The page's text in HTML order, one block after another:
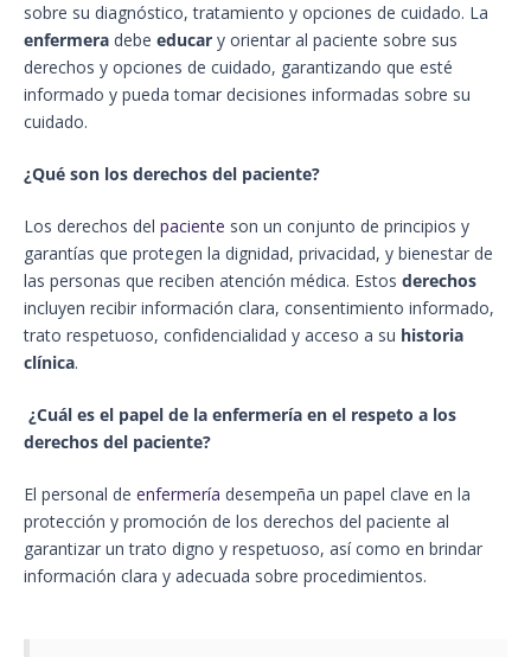
sobre su diagnóstico, tratamiento y opciones de cuidado. La
enfermera debe educar y orientar al paciente sobre sus
derechos y opciones de cuidado, garantizando que esté
informado y pueda tomar decisiones informadas sobre su
cuidado.
¿Qué son los derechos del paciente?
Los derechos del paciente son un conjunto de principios y
garantías que protegen la dignidad, privacidad, y bienestar de
las personas que reciben atención médica. Estos derechos
incluyen recibir información clara, consentimiento informado,
trato respetuoso, confidencialidad y acceso a su historia
clínica.
¿Cuál es el papel de la enfermería en el respeto a los
derechos del paciente?
El personal de enfermería desempeña un papel clave en la
protección y promoción de los derechos del paciente al
garantizar un trato digno y respetuoso, así como en brindar
información clara y adecuada sobre procedimientos.